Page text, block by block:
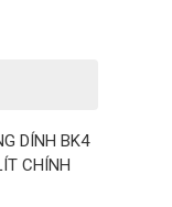
DÍNH BK4
CHÍNH